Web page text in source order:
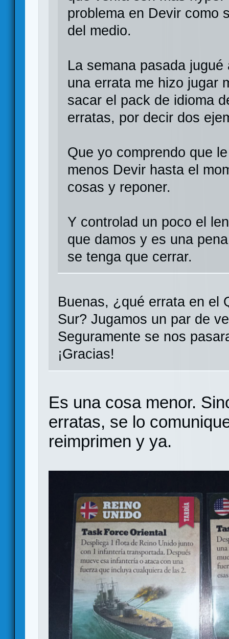
problema en Devir como
del medio.
La semana pasada
una errata me hizo jugar
sacar el pack de idioma
erratas, por decir dos
Que yo comprendo que
menos Devir hasta el
cosas y reponer.
Y controlad un poco el
que damos y es una
se tenga que cerrar.
Buenas, ¿qué errata en el
Sur? Jugamos un par de
Seguramente se nos
¡Gracias!
Es una cosa menor.
erratas, se lo
reimprimen y ya.